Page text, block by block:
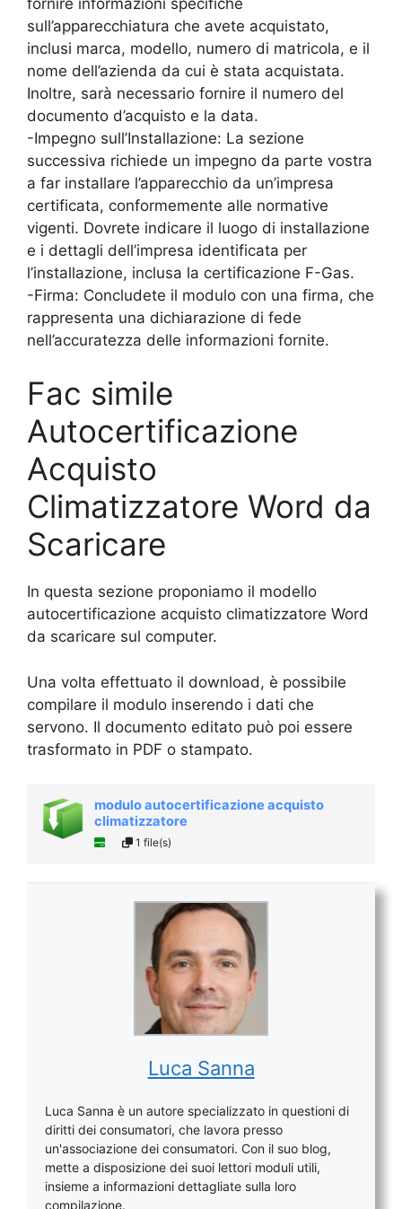
sull’apparecchiatura che avete acquistato,
inclusi marca, modello, numero di matricola, e il
nome dell’azienda da cui è stata acquistata.
Inoltre, sarà necessario fornire il numero del
documento d’acquisto e la data.
-Impegno sull’Installazione: La sezione
successiva richiede un impegno da parte vostra
a far installare l’apparecchio da un’impresa
certificata, conformemente alle normative
vigenti. Dovrete indicare il luogo di installazione
e i dettagli dell’impresa identificata per
l’installazione, inclusa la certificazione F-Gas.
-Firma: Concludete il modulo con una firma, che
rappresenta una dichiarazione di fede
nell’accuratezza delle informazioni fornite.
Fac simile
Autocertificazione
Acquisto
Climatizzatore Word da
Scaricare
In questa sezione proponiamo il modello
autocertificazione acquisto climatizzatore Word
da scaricare sul computer.
Una volta effettuato il download, è possibile
compilare il modulo inserendo i dati che
servono. Il documento editato può poi essere
trasformato in PDF o stampato.
modulo autocertificazione acquisto
climatizzatore
1 file(s)
Luca Sanna
Luca Sanna è un autore specializzato in questioni di
diritti dei consumatori, che lavora presso
un'associazione dei consumatori. Con il suo blog,
mette a disposizione dei suoi lettori moduli utili,
insieme a informazioni dettagliate sulla loro
compilazione.